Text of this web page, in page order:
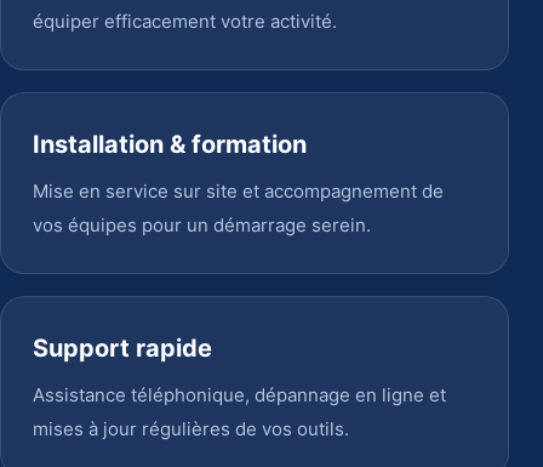
équiper efficacement votre activité.
Installation & formation
Mise en service sur site et accompagnement de
vos équipes pour un démarrage serein.
Support rapide
Assistance téléphonique, dépannage en ligne et
mises à jour régulières de vos outils.